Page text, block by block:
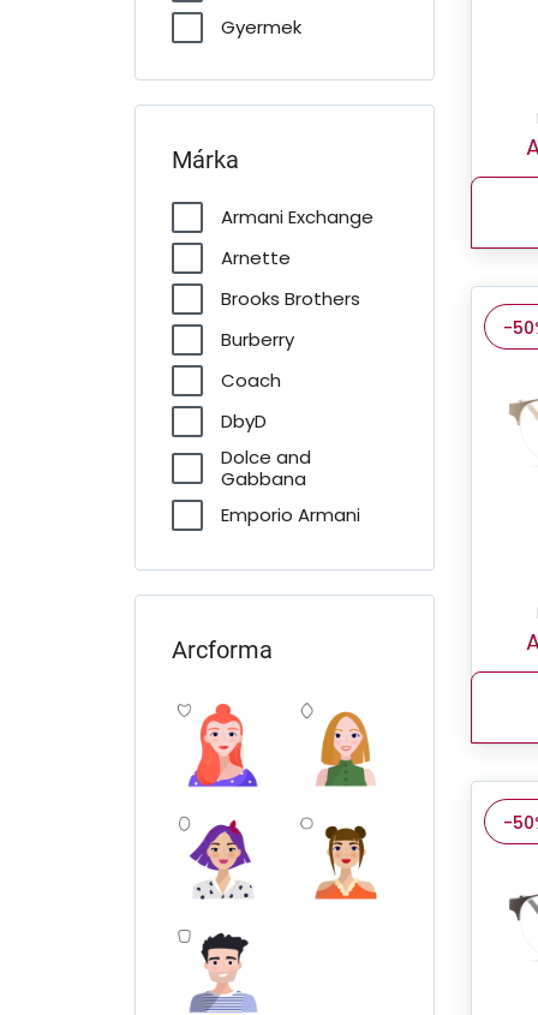
Gyermek
Márka
Armani Exchange
Arnette
Brooks Brothers
Burberry
Coach
DbyD
Dolce and
Gabbana
Emporio Armani
Furla
Jimmy Choo
Michael Kors
O'Neill
Oakley
Polo Ralph Lauren
Prada
Arcforma
-
-